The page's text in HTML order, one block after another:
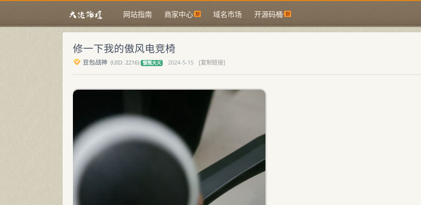
网站指南 商家中心 域名市场 开源码桶
修一下我的傲风电竞椅
豆包战神 (UID: 2216) 慷慨大义 2024-5-15
[复制链接]